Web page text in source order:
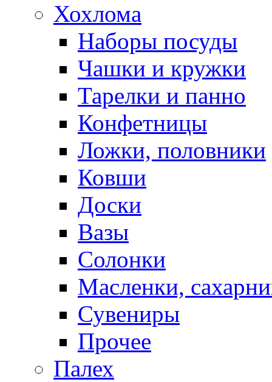
Хохлома
Наборы посуды
Чашки и кружки
Тарелки и панно
Конфетницы
Ложки, половники
Ковши
Доски
Вазы
Солонки
Масленки,
Сувениры
Прочее
Палех